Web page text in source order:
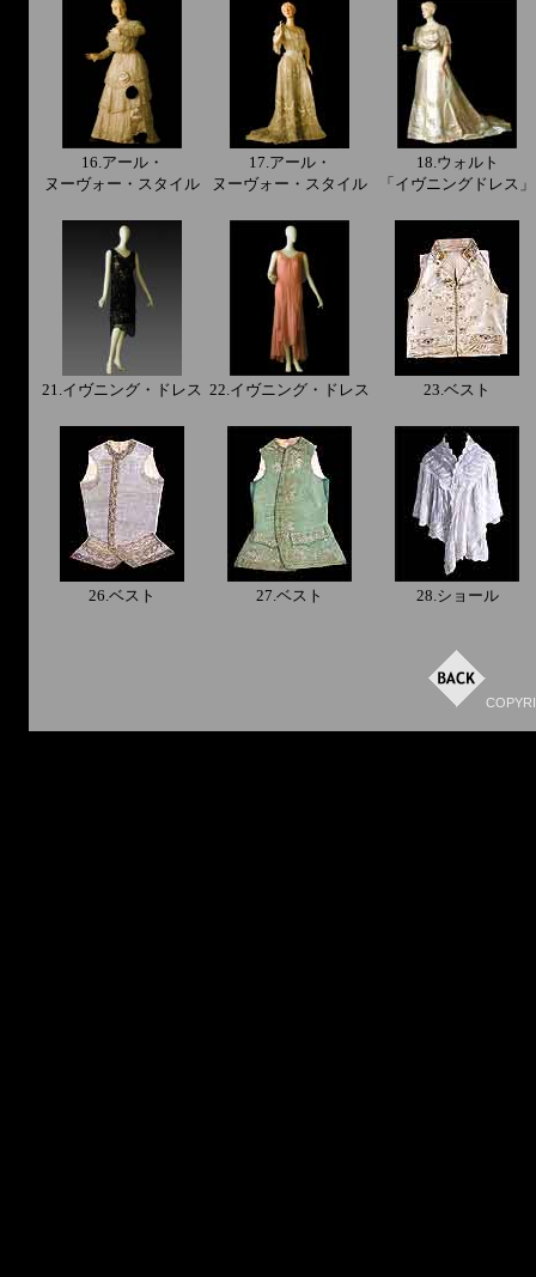
16.アール・
ヌーヴォー・スタイル
17.アール・
ヌーヴォー・スタイル
18.ウォルト
「イヴニングドレス」
21.イヴニング・ドレス 22.イヴニング・ドレス 23.ベスト
26.ベスト 27.ベスト 28.ショール